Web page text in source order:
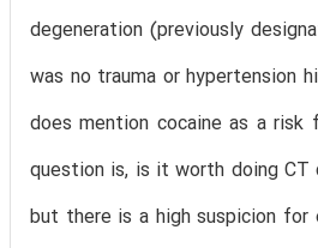
degeneration (previously
was no trauma or hypertension
does mention cocaine as a risk
question is, is it worth doing CT
but there is a high suspicion for